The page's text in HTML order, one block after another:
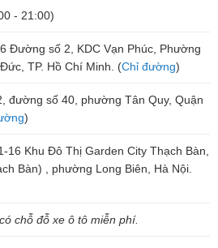
- 21:00)
Đường số 2, KDC Vạn Phúc, Phường
TP. Hồ Chí Minh. (Chỉ đường)
đường số 40, phường Tân Quy, Quận
)
16 Khu Đô Thị Garden City Thạch Bàn,
Bàn) , phường Long Biên, Hà Nội.
chỗ đỗ xe ô tô miễn phí.